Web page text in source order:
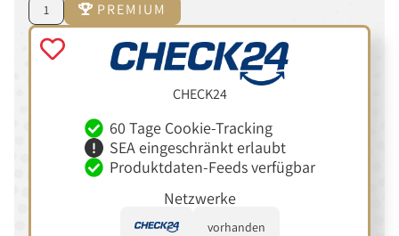
1 PREMIUM
CHECK24
60 Tage Cookie-Tracking
SEA eingeschränkt erlaubt
Produktdaten-Feeds verfügbar
Netzwerke
vorhanden